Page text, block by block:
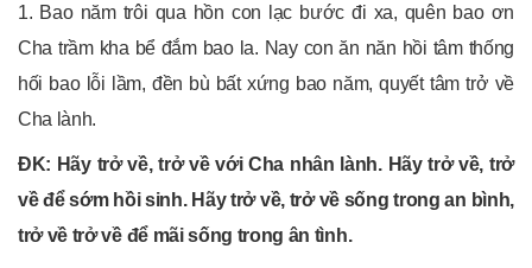
1. Bao năm trôi qua hồn con lạc bước đi xa, quên bao ơn
Cha trầm kha bể đắm bao la. Nay con ăn năn hồi tâm thống
hối bao lỗi lầm, đền bù bất xứng bao năm, quyết tâm trở về
Cha lành.
ĐK: Hãy trở về, trở về với Cha nhân lành. Hãy trở về, trở
về để sớm hồi sinh. Hãy trở về, trở về sống trong an bình,
trở về trở về để mãi sống trong ân tình.